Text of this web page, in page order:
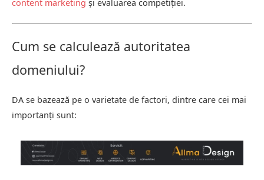
content marketing și evaluarea competiției.
Cum se calculează autoritatea
domeniului?
DA se bazează pe o varietate de factori, dintre care cei mai
importanți sunt: